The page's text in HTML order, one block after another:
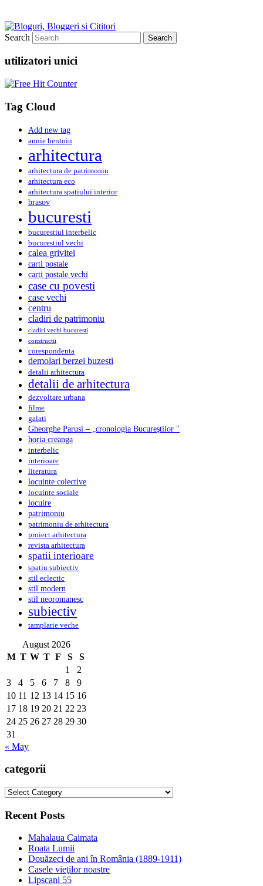
Search
utilizatori unici
Tag Cloud
Add new tag
annie bentoiu
arhitectura
arhitectura de patrimoniu
arhitectura eco
arhitectura spatiului interior
brasov
bucuresti
bucurestiul interbelic
bucurestiul vechi
calea grivitei
carti postale
carti postale vechi
case cu povesti
case vechi
centru
cladiri de patrimoniu
cladiri vechi bucuresti
constructii
corespondenta
demolari berzei buzesti
detalii arhitectura
detalii de arhitectura
dezvoltare urbana
filme
galati
Gheorghe Parusi – „cronologia Bucureştilor "
horia creanga
interbelic
interioare
literatura
locuinte colective
locuinte sociale
locuire
patrimoniu
patrimoniu de arhitectura
proiect arhitectura
revista arhitectura
spatii interioare
spatiu subiectiv
stil eclectic
stil modern
stil neoromanesc
subiectiv
tamplarie veche
August 2026
M T W T F S
S
1
2
3
4 5 6 7 8
9
10 11 12 13 14 15 16
17 18 19 20 21 22 23
24 25 26 27 28 29 30
31
« May
categorii
categorii
Recent Posts
Mahalaua Caimata
Roata Lumii
Douăzeci de ani în România (1889-1911)
Casele vieţilor noastre
Lipscani 55